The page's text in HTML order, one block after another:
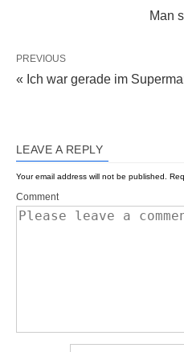
Man
PREVIOUS
« Ich war gerade im
LEAVE A REPLY
Your email address will not be published.
Comment